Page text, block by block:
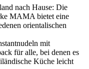
nach Hause: Die
MAMA bietet eine
orientalischen
mit
für alle, bei denen es
Küche leicht